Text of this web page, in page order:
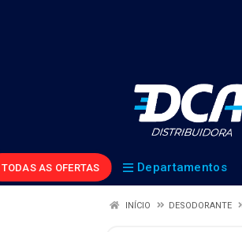
TODAS AS OFERTAS Departamentos
INÍCIO DESODORANTE